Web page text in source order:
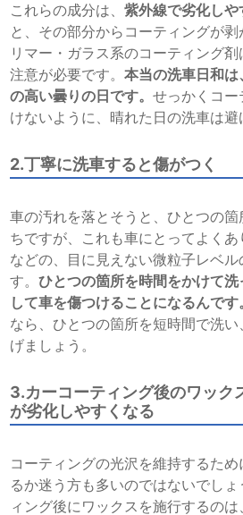
これらの成分は、紫外線で劣化しや
と、その部分からコーティングが
リマー・ガラス系のコーティング剤
注意が必要です。本当の洗車日和
の高い曇りの日です。せっかくコ
けないように、晴れた日の洗車は避
2.丁寧に洗車すると傷がつく
車の汚れを落とそうと、ひとつの
ちですが、これも車にとってよく
などの、目に見えない微粒子レベル
す。ひとつの箇所を時間をかけて
して車を傷つけることになるんです
なら、ひとつの箇所を短時間で洗
げましょう。
3.カーコーティング後のワック
が劣化しやすくなる
コーティングの光沢を維持するた
るか迷う方も多いのではないでし
ィング後にワックスを施行するの